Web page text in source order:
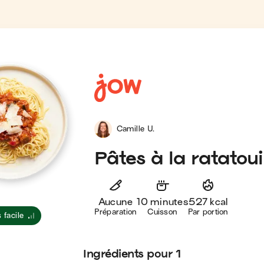
facile
Camille U.
Pâtes à la
Aucune
Préparation
10 minutes
Cuisson
527 kcal
Par portion
Ingrédients pour 1